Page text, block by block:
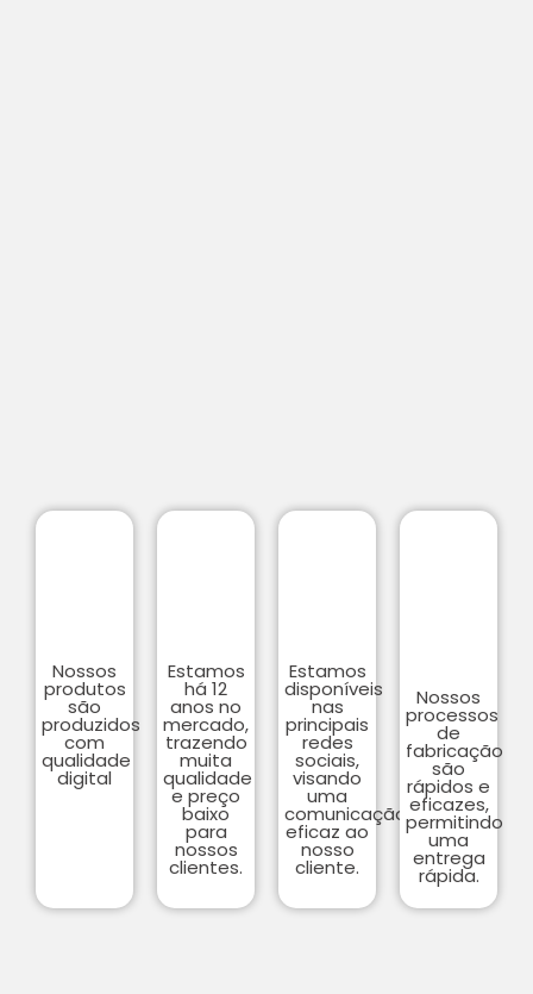
Nossos
produtos
são
produzidos
com
qualidade
digital
Estamos
há 12
anos no
mercado,
trazendo
muita
qualidade
e preço
baixo
para
nossos
clientes.
Estamos
disponíveis
nas
principais
redes
sociais,
visando
uma
comunicação
eficaz ao
nosso
cliente.
Nossos
processos
de
fabricação
são
rápidos e
eficazes,
permitindo
uma
entrega
rápida.